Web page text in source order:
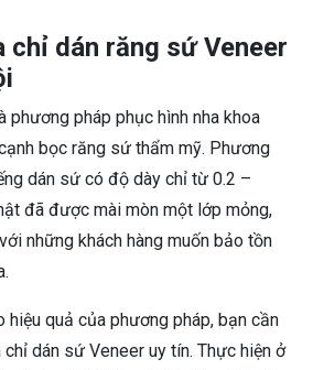
chỉ dán răng sứ Veneer
phương pháp phục hình nha khoa
bọc răng sứ thẩm mỹ. Phương
dán sứ có độ dày chỉ từ 0.2 –
đã được mài mòn một lớp mỏng,
những khách hàng muốn bảo tồn
hiệu quả của phương pháp, bạn cần
dán sứ Veneer uy tín. Thực hiện ở